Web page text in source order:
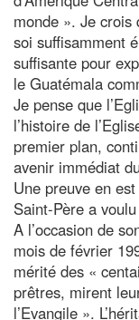
monde ». Je
soi suffisamment
suffisante pour
le Guatémala
Je pense que
l’histoire de
premier plan,
avenir immédiat
Une preuve en
Saint-Père a
A l’occasion de
mois de février
mérité des «
prêtres, mirent
l’Evangile ».